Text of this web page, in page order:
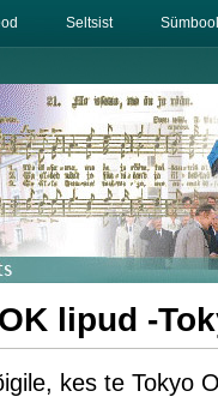
Seltsist
lipud -
kes te Tokyo